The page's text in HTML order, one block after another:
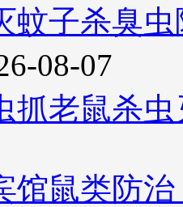
蚊子杀臭
08-07
抓老鼠杀
馆鼠类防